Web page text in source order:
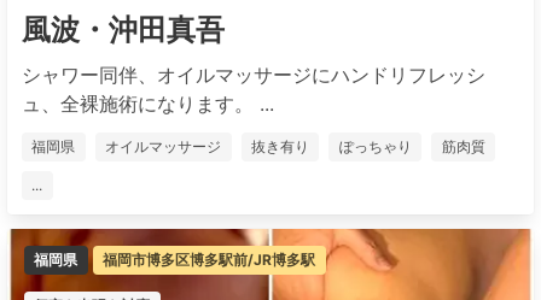
風波・沖田真吾
シャワー同伴、オイルマッサージにハンドリフレッシ
ュ、全裸施術になります。 ...
福岡県 オイルマッサージ 抜き有り ぽっちゃり 筋肉質
...
福岡県 福岡市博多区博多駅前/JR博多駅